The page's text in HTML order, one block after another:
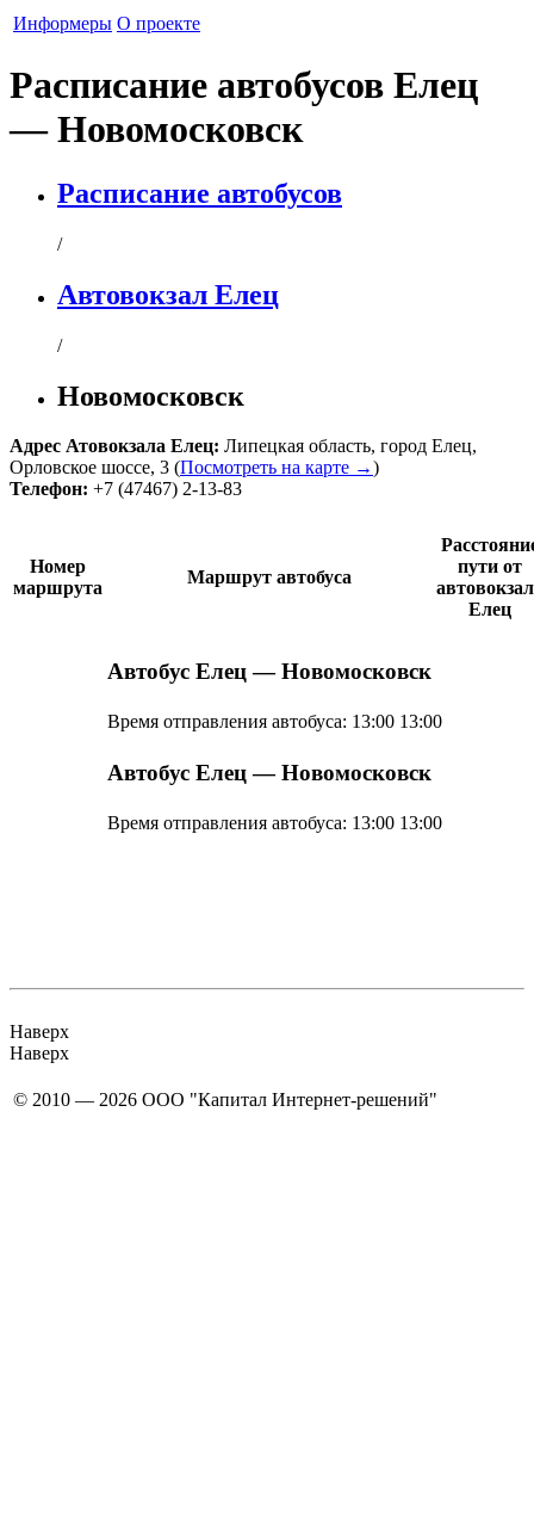
Информеры О проекте
Расписание автобусов Елец
— Новомосковск
Расписание автобусов
/
Автовокзал Елец
/
Новомосковск
Адрес Атовокзала Елец: Липецкая область, город Елец,
Орловское шоссе, 3 (Посмотреть на карте →)
Телефон: +7 (47467) 2-13-83
Номер
маршрута
Маршрут автобуса
пути от
Елец
Автобус Елец — Новомосковск
Время отправления автобуса: 13:00 13:00
Автобус Елец — Новомосковск
Время отправления автобуса: 13:00 13:00
Наверх
Наверх
© 2010 — 2026 ООО "Капитал Интернет-решений"